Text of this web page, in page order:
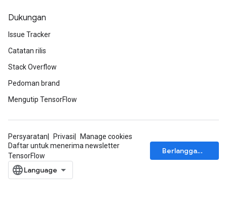
Dukungan
Issue Tracker
Catatan rilis
Stack Overflow
Pedoman brand
Mengutip TensorFlow
Persyaratan Privasi
Manage cookies
Daftar untuk menerima newsletter
TensorFlow
Berlangganan